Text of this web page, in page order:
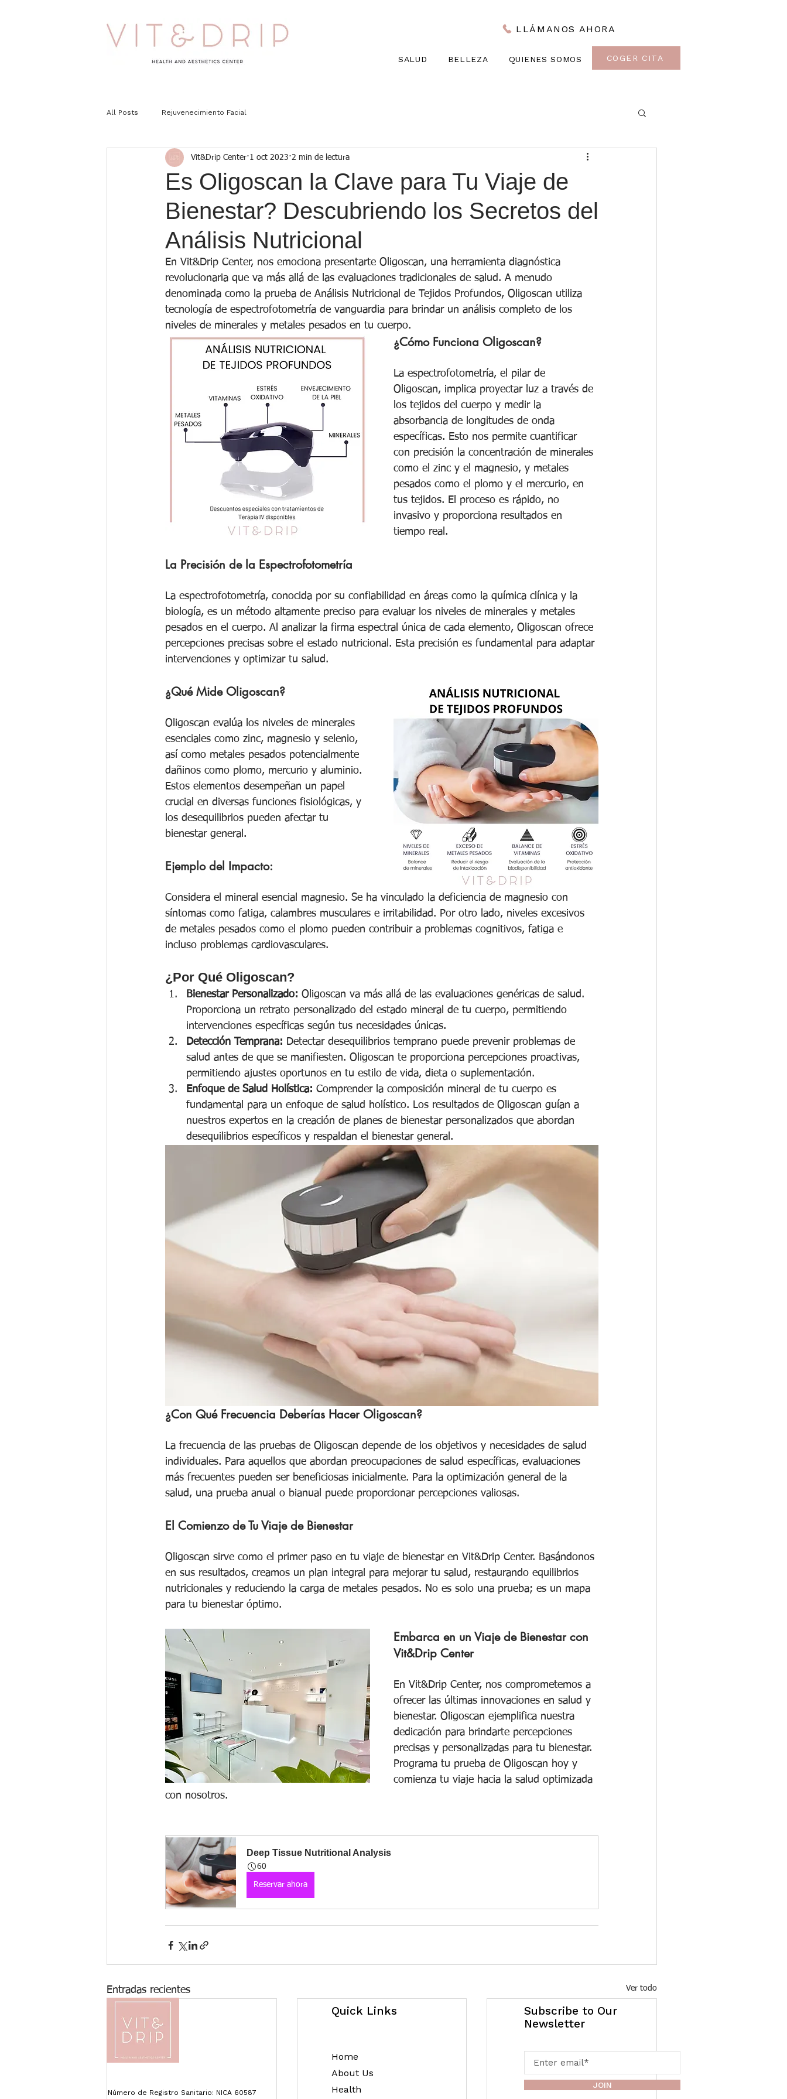
LLÁMANOS AHORA
SALUD BELLEZA QUIENES SOMOS COGER CITA
All Posts Rejuvenecimiento Facial
Es Oligoscan la Clave para Tu Viaje de
Bienestar? Descubriendo los Secretos del
Análisis Nutricional
Vit&Drip Center 1 oct 2023 2 min de lectura
En Vit&Drip Center, nos emociona presentarte Oligoscan, una herramienta diagnóstica
revolucionaria que va más allá de las evaluaciones tradicionales de salud. A menudo
denominada como la prueba de Análisis Nutricional de Tejidos Profundos, Oligoscan utiliza
tecnología de espectrofotometría de vanguardia para brindar un análisis completo de los
niveles de minerales y metales pesados en tu cuerpo.
¿Cómo Funciona Oligoscan?
La espectrofotometría, el pilar de
Oligoscan, implica proyectar luz a través de
los tejidos del cuerpo y medir la
absorbancia de longitudes de onda
específicas. Esto nos permite cuantificar
con precisión la concentración de minerales
como el zinc y el magnesio, y metales
pesados como el plomo y el mercurio, en
tus tejidos. El proceso es rápido, no
invasivo y proporciona resultados en
tiempo real.
La Precisión de la Espectrofotometría
La espectrofotometría, conocida por su confiabilidad en áreas como la química clínica y la
biología, es un método altamente preciso para evaluar los niveles de minerales y metales
pesados en el cuerpo. Al analizar la firma espectral única de cada elemento, Oligoscan ofrece
percepciones precisas sobre el estado nutricional. Esta precisión es fundamental para adaptar
intervenciones y optimizar tu salud.
¿Qué Mide Oligoscan?
Oligoscan evalúa los niveles de minerales
esenciales como zinc, magnesio y selenio,
así como metales pesados potencialmente
dañinos como plomo, mercurio y aluminio.
Estos elementos desempeñan un papel
crucial en diversas funciones fisiológicas, y
los desequilibrios pueden afectar tu
bienestar general.
Ejemplo del Impacto:
Considera el mineral esencial magnesio. Se ha vinculado la deficiencia de magnesio con
síntomas como fatiga, calambres musculares e irritabilidad. Por otro lado, niveles excesivos
de metales pesados como el plomo pueden contribuir a problemas cognitivos, fatiga e
incluso problemas cardiovasculares.
¿Por Qué Oligoscan?
Bienestar Personalizado: Oligoscan va más allá de las evaluaciones genéricas de salud.
Proporciona un retrato personalizado del estado mineral de tu cuerpo, permitiendo
intervenciones específicas según tus necesidades únicas.
Detección Temprana: Detectar desequilibrios temprano puede prevenir problemas de
salud antes de que se manifiesten. Oligoscan te proporciona percepciones proactivas,
permitiendo ajustes oportunos en tu estilo de vida, dieta o suplementación.
Enfoque de Salud Holística: Comprender la composición mineral de tu cuerpo es
fundamental para un enfoque de salud holístico. Los resultados de Oligoscan guían a
nuestros expertos en la creación de planes de bienestar personalizados que abordan
desequilibrios específicos y respaldan el bienestar general.
¿Con Qué Frecuencia Deberías Hacer Oligoscan?
La frecuencia de las pruebas de Oligoscan depende de los objetivos y necesidades de salud
individuales. Para aquellos que abordan preocupaciones de salud específicas, evaluaciones
más frecuentes pueden ser beneficiosas inicialmente. Para la optimización general de la
salud, una prueba anual o bianual puede proporcionar percepciones valiosas.
El Comienzo de Tu Viaje de Bienestar
Oligoscan sirve como el primer paso en tu viaje de bienestar en Vit&Drip Center. Basándonos
en sus resultados, creamos un plan integral para mejorar tu salud, restaurando equilibrios
nutricionales y reduciendo la carga de metales pesados. No es solo una prueba; es un mapa
para tu bienestar óptimo.
Embarca en un Viaje de Bienestar con
Vit&Drip Center
En Vit&Drip Center, nos comprometemos a
ofrecer las últimas innovaciones en salud y
bienestar. Oligoscan ejemplifica nuestra
dedicación para brindarte percepciones
precisas y personalizadas para tu bienestar.
Programa tu prueba de Oligoscan hoy y
comienza tu viaje hacia la salud optimizada
con nosotros.
Deep Tissue Nutritional Analysis
60
Reservar ahora
Entradas recientes Ver todo
Número de Registro Sanitario: NICA 60587
JOIN
Subscribe to Our
Newsletter
Quick Links
Home
About Us
Health